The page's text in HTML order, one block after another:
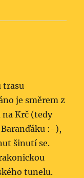
trasu
je směrem z
na Krč (tedy
:-),
šinutí se.
tunelu.